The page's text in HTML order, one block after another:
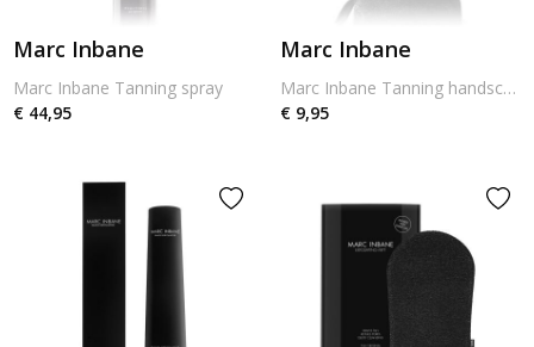
Marc Inbane
Marc Inbane Tanning spray
€ 44,95
Marc Inbane
Marc Inbane Tanning handschoen
€ 9,95